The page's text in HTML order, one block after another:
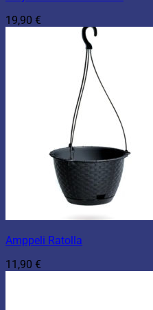
19,90 €
Amppeli Ratolla
11,90 €